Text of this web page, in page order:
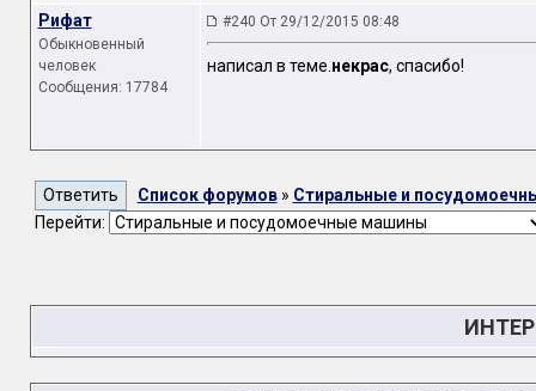
Рифат
Обыкновенный
человек
Сообщения: 17784
#240 От 29/12/2015 08:48
написал в теме.некрас, спасибо!
Список форумов» Стиральные и
Перейти: